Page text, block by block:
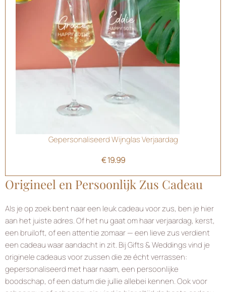
Gepersonaliseerd Wijnglas Verjaardag
€19.99
Origineel en Persoonlijk Zus Cadeau
Als je op zoek bent naar een leuk cadeau voor zus, ben je hier
aan het juiste adres. Of het nu gaat om haar verjaardag, kerst,
een bruiloft, of een attentie zomaar — een lieve zus verdient
een cadeau waar aandacht in zit. Bij Gifts & Weddings vind je
originele cadeaus voor zussen die ze écht verrassen:
gepersonaliseerd met haar naam, een persoonlijke
boodschap, of een datum die jullie allebei kennen. Ook voor